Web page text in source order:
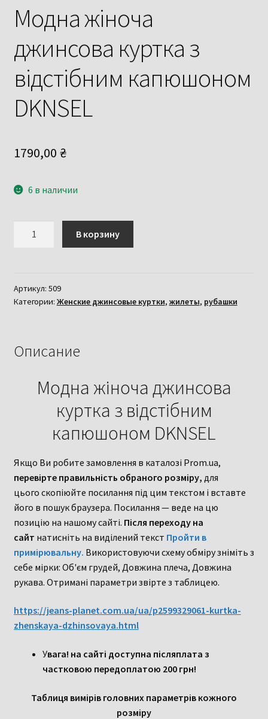
Модна жіноча
джинсова куртка з
відстібним капюшоном
DKNSEL
1790,00 ₴
6 в наличии
джинсова
куртка
капюшоном
В корзину
Артикул: 509
Категории: Женские джинсовые куртки, жилеты, рубашки
Описание
Модна жіноча джинсова
куртка з відстібним
капюшоном DKNSEL
Якщо Ви робите замовлення в каталозі Prom.ua,
перевірте правильність обраного розміру, для
цього скопіюйте посилання під цим текстом і вставте
його в пошук браузера. Посилання — веде на цю
позицію на нашому сайті. Після переходу на
сайт натисніть на виділений текст Пройти в
примірювальну. Використовуючи схему обміру зніміть з
себе мірки: Об'єм грудей, Довжина плеча, Довжина
рукава. Отримані параметри звірте з таблицею.
https://jeans-planet.com.ua/ua/p2599329061-kurtka-
zhenskaya-dzhinsovaya.html
Увага! на сайті доступна післяплата з
частковою передоплатою 200 грн!
Таблиця вимірів головних параметрів кожного
розміру